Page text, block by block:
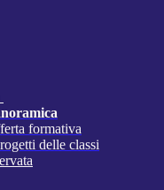
formativa
delle classi